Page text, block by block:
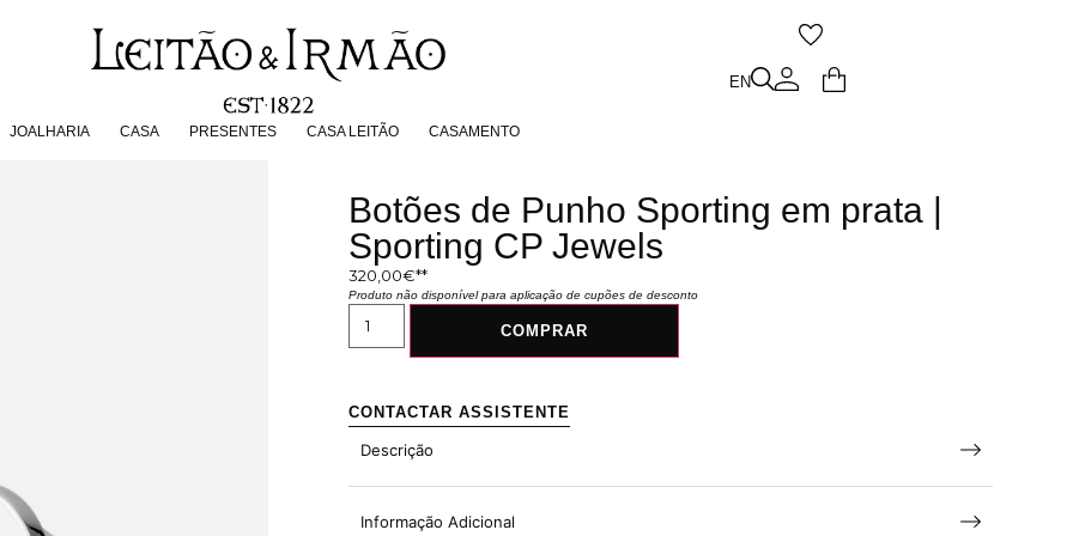
JOALHARIA CASA PRESENTES CASA LEITÃO CASAMENTO
EN
PRESENTES CASA LEITÃO
Botões de Punho Sporting em prata |
Sporting CP Jewels
320,00€
Produto não disponível para aplicação de cupões de desconto
COMPRAR
CONTACTAR ASSISTENTE
Descrição
Informação Adicional